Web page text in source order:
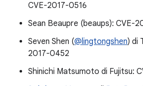
CVE-2017-0516
Sean Beaupre (beaups): CVE-
Seven Shen (@lingtongshen) di
2017-0452
Shinichi Matsumoto di Fujitsu: